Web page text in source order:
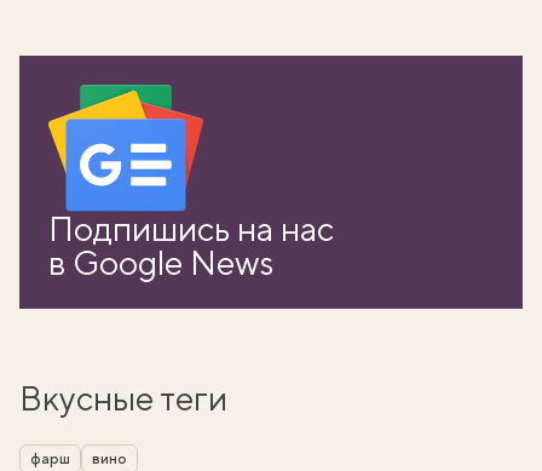
Подпишись на нас
в Google News
Вкусные теги
фарш вино